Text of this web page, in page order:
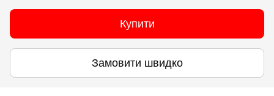
Купити
Замовити швидко